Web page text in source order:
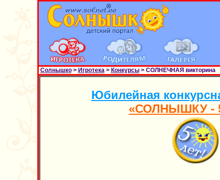
Солнышко> Игротека> Конкурсы> СОЛНЕЧНАЯ викторина
Юбилейная
«СОЛНЫШКУ -